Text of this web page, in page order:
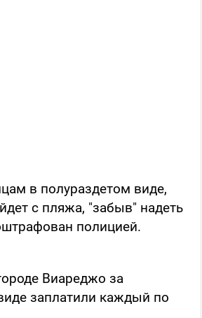
в полураздетом виде,
с пляжа, "забыв" надеть
полицией.
Виареджо за
заплатили каждый по